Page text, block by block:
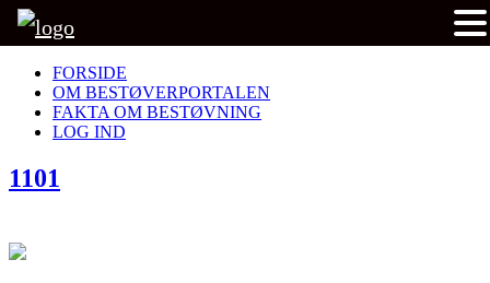
FORSIDE
OM BESTØVERPORTALEN
FAKTA OM BESTØVNING
LOG IND
1101